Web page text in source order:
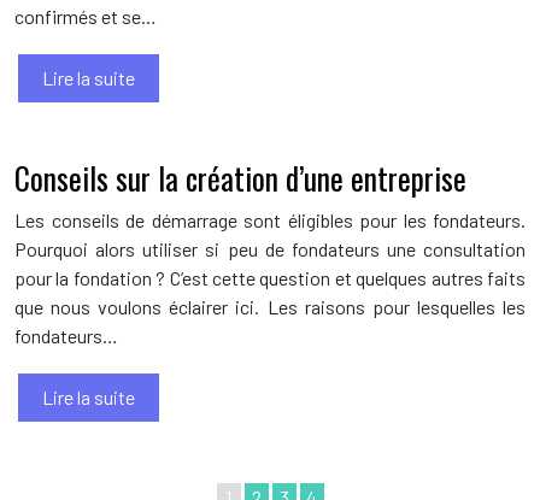
confirmés et se…
Lire la suite
Conseils sur la création d’une entreprise
Les conseils de démarrage sont éligibles pour les fondateurs.
Pourquoi alors utiliser si peu de fondateurs une consultation
pour la fondation ? C’est cette question et quelques autres faits
que nous voulons éclairer ici. Les raisons pour lesquelles les
fondateurs…
Lire la suite